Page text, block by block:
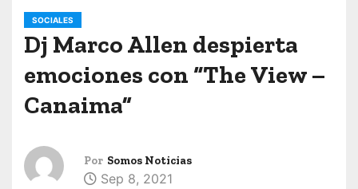
SOCIALES
Dj Marco Allen despierta
emociones con “The View –
Canaima”
Por Somos Noticias
Sep 8, 2021